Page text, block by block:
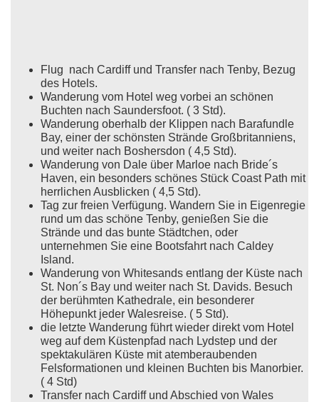
Flug nach Cardiff und Transfer nach Tenby, Bezug
des Hotels.
Wanderung vom Hotel weg vorbei an schönen
Buchten nach Saundersfoot. ( 3 Std).
Wanderung oberhalb der Klippen nach Barafundle
Bay, einer der schönsten Strände Großbritanniens,
und weiter nach Boshersdon ( 4,5 Std).
Wanderung von Dale über Marloe nach Bride´s
Haven, ein besonders schönes Stück Coast Path mit
herrlichen Ausblicken ( 4,5 Std).
Tag zur freien Verfügung. Wandern Sie in Eigenregie
rund um das schöne Tenby, genießen Sie die
Strände und das bunte Städtchen, oder
unternehmen Sie eine Bootsfahrt nach Caldey
Island.
Wanderung von Whitesands entlang der Küste nach
St. Non´s Bay und weiter nach St. Davids. Besuch
der berühmten Kathedrale, ein besonderer
Höhepunkt jeder Walesreise. ( 5 Std).
die letzte Wanderung führt wieder direkt vom Hotel
weg auf dem Küstenpfad nach Lydstep und der
spektakulären Küste mit atemberaubenden
Felsformationen und kleinen Buchten bis Manorbier.
( 4 Std)
Transfer nach Cardiff und Abschied von Wales